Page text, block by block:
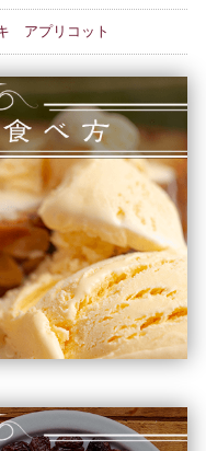
アプリコット